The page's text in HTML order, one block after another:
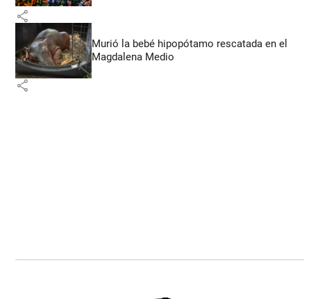
share
Murió la bebé hipopótamo rescatada en el
Magdalena Medio
share